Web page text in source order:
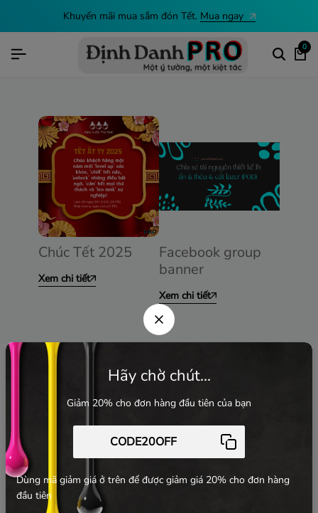
Khuyến mãi mua sắm đón Tết. Mua ngay
0
Chúc Tết 2025
Xem chi tiết
Facebook group
banner
Xem chi tiết
Địa chỉ: 25A Đường số 7, P. Tam Bình, Tp. Thủ Đức, Tp. HCM
Email:
/
Liên hệ:0388.636.131 hoặc 0942.35.4224
Tìm trên Google Maps
Hãy chờ chút...
Giảm 20% cho đơn hàng đầu tiên của bạn
Dùng mã giảm giá ở trên để được giảm giá 20% cho đơn hàng
đầu tiên